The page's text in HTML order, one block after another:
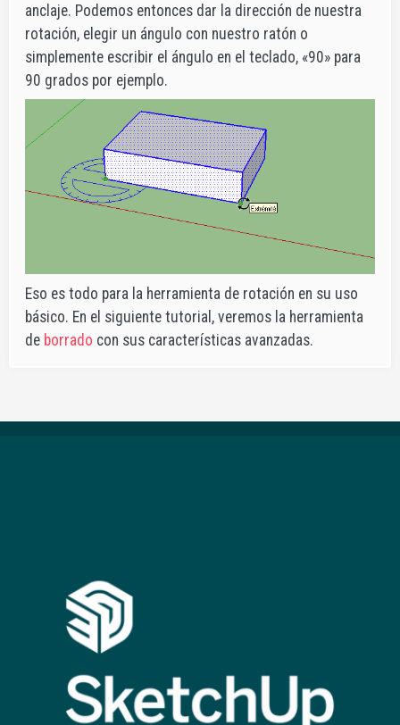
anclaje. Podemos entonces dar la dirección de nuestra
rotación, elegir un ángulo con nuestro ratón o
simplemente escribir el ángulo en el teclado, «90» para
90 grados por ejemplo.
Eso es todo para la herramienta de rotación en su uso
básico. En el siguiente tutorial, veremos la herramienta
de borrado con sus características avanzadas.